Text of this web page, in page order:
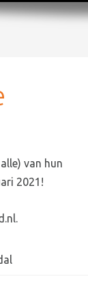
van hun
2021!